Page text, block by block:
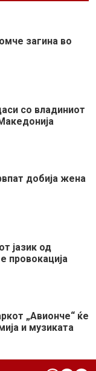
загина во
со владиниот
добија жена
јазик од
провокација
„Авионче“ ќе
и музиката